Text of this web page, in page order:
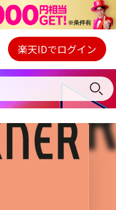
Webプレイヤー
ご契約内容の確認・変更
楽天IDでログイン